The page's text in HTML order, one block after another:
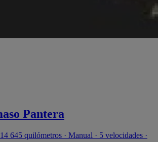
Pantera
645 quilómetros · Manual · 5 velocidades ·